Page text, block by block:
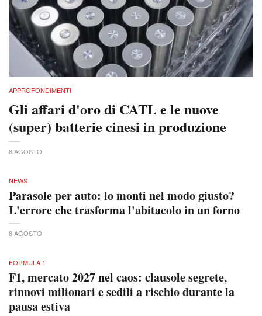
APPROFONDIMENTI
Gli affari d'oro di CATL e le nuove
(super) batterie cinesi in produzione
8 AGOSTO
NEWS
Parasole per auto: lo monti nel modo giusto?
L'errore che trasforma l'abitacolo in un forno
8 AGOSTO
FORMULA 1
F1, mercato 2027 nel caos: clausole segrete,
rinnovi milionari e sedili a rischio durante la
pausa estiva